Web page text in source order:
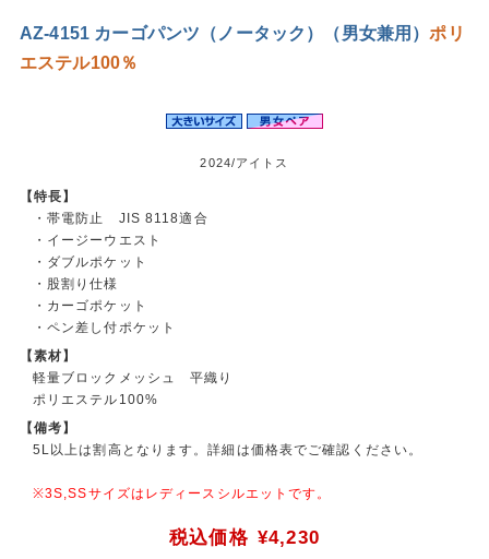
AZ-4151 カーゴパンツ（ノータック）（男女兼用）ポリ
エステル100％
2024/アイトス
【特長】
・帯電防止 JIS 8118適合
・イージーウエスト
・ダブルポケット
・股割り仕様
・カーゴポケット
・ペン差し付ポケット
【素材】
軽量ブロックメッシュ 平織り
ポリエステル100%
【備考】
5L以上は割高となります。詳細は価格表でご確認ください。
※3S,SSサイズはレディースシルエットです。
税込価格 ¥4,230